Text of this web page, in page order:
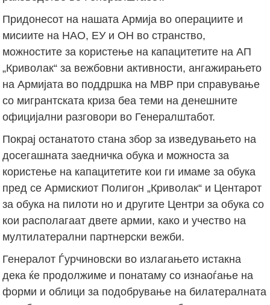
Придонесот на нашата Армија во операциите и
мисиите на НАО, ЕУ и ОН во странство,
можностите за користење на капацитетите на АП
„Криволак“ за вежбовни активности, ангажирањето
на Армијата во поддршка на МВР при справување
со мигрантската криза беа теми на денешните
официјални разговори во Генералштабот.
Покрај останатото стана збор за изведувањето на
досегашната заедничка обука и можноста за
користење на капацитетите кои ги имаме за обука
пред се Армискиот Полигон „Криволак“ и Центарот
за обука на пилоти но и другите Центри за обука со
кои располагаат двете армии, како и учество на
мултилатерални партнерски вежби.
Генералот Ѓурчиновски во излагањето истакна
дека ќе продолжиме и понатаму со изнаоѓање на
форми и облици за подобрување на билатералната